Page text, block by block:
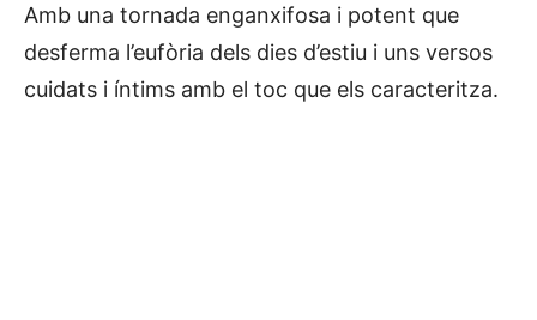
Amb una tornada enganxifosa i potent que
desferma l’eufòria dels dies d’estiu i uns versos
cuidats i íntims amb el toc que els caracteritza.